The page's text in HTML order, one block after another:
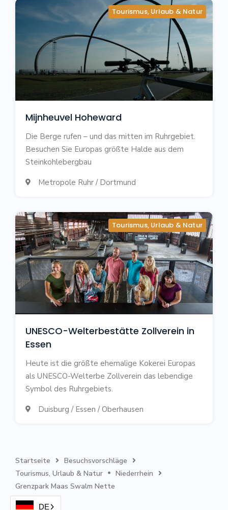
Tourismus, Urlaub & Natur
Mijnheuvel Hoheward
Die Berge rufen – und das mitten im Ruhrgebiet.
Besuchen Sie Europas größte Halde aus dem
Steinkohlebergbau
 Metropole Ruhr / Dortmund
Tourismus, Urlaub & Natur
UNESCO-Welterbestätte Zollverein in
Essen
Heute ist die größte ehemalige Kokerei Europas
als UNESCO-Welterbe Zollverein das lebendige
Symbol des Ruhrgebiets.
 Duisburg / Essen / Oberhausen
Startseite  Besuchsvorschläge 
Tourismus, Urlaub & Natur  Niederrhein 
Grenzpark Maas Swalm Nette
DE